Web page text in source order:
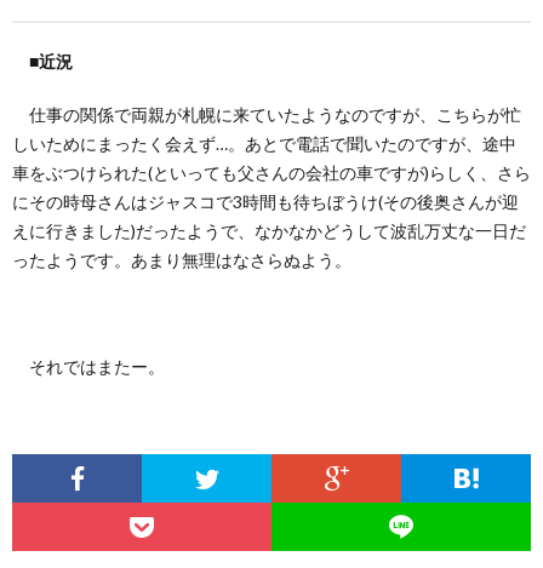
■近況
仕事の関係で両親が札幌に来ていたようなのですが、こちらが忙
しいためにまったく会えず…。あとで電話で聞いたのですが、途中
車をぶつけられた(といっても父さんの会社の車ですが)らしく、さら
にその時母さんはジャスコで3時間も待ちぼうけ(その後奥さんが迎
えに行きました)だったようで、なかなかどうして波乱万丈な一日だ
ったようです。あまり無理はなさらぬよう。
それではまたー。